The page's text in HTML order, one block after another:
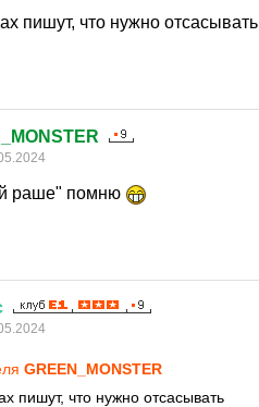
пишут, что нужно отсасывать
раше" помню
GREEN_MONSTER
пишут, что нужно отсасывать